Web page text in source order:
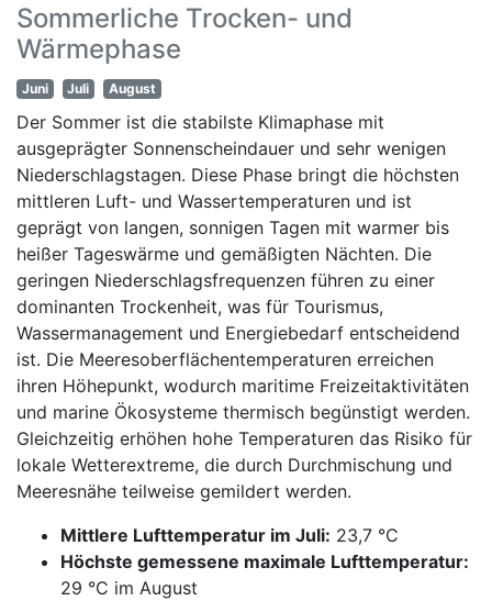
Sommerliche Trocken- und
Wärmephase
Juni Juli August
Der Sommer ist die stabilste Klimaphase mit
ausgeprägter Sonnenscheindauer und sehr wenigen
Niederschlagstagen. Diese Phase bringt die höchsten
mittleren Luft- und Wassertemperaturen und ist
geprägt von langen, sonnigen Tagen mit warmer bis
heißer Tageswärme und gemäßigten Nächten. Die
geringen Niederschlagsfrequenzen führen zu einer
dominanten Trockenheit, was für Tourismus,
Wassermanagement und Energiebedarf entscheidend
ist. Die Meeresoberflächentemperaturen erreichen
ihren Höhepunkt, wodurch maritime Freizeitaktivitäten
und marine Ökosysteme thermisch begünstigt werden.
Gleichzeitig erhöhen hohe Temperaturen das Risiko für
lokale Wetterextreme, die durch Durchmischung und
Meeresnähe teilweise gemildert werden.
Mittlere Lufttemperatur im Juli: 23,7 °C
Höchste gemessene maximale Lufttemperatur:
29 °C im August